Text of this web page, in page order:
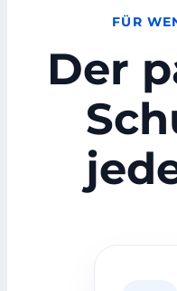
FÜR
Der